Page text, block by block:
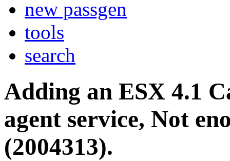
new passgen
tools
search
Adding an ESX 4.1
agent service, Not
(2004313).